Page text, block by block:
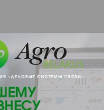
Показать телефоны
a:2:{s:5:"VALUE";a:0: